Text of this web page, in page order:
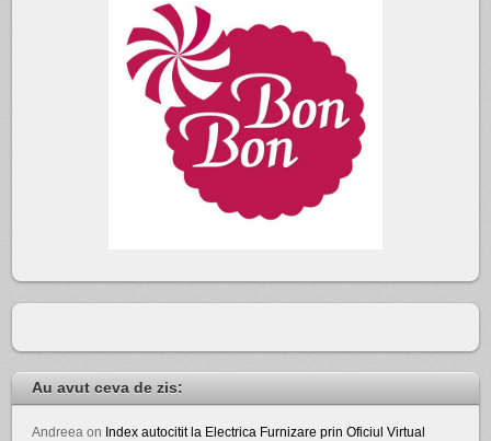
Au avut ceva de zis:
Andreea on Index autocitit la Electrica Furnizare prin Oficiul Virtual